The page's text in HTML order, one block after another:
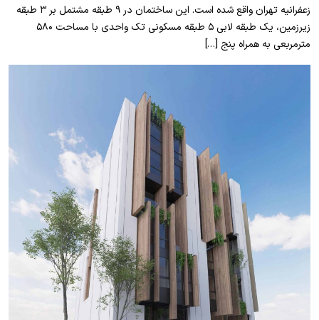
زعفرانیه تهران واقع شده است. این ساختمان در ۹ طبقه مشتمل بر ۳ طبقه
زیرزمین، یک طبقه لابی ۵ طبقه مسکونی تک واحدی با مساحت ۵۸۰
مترمربعی به همراه پنج […]